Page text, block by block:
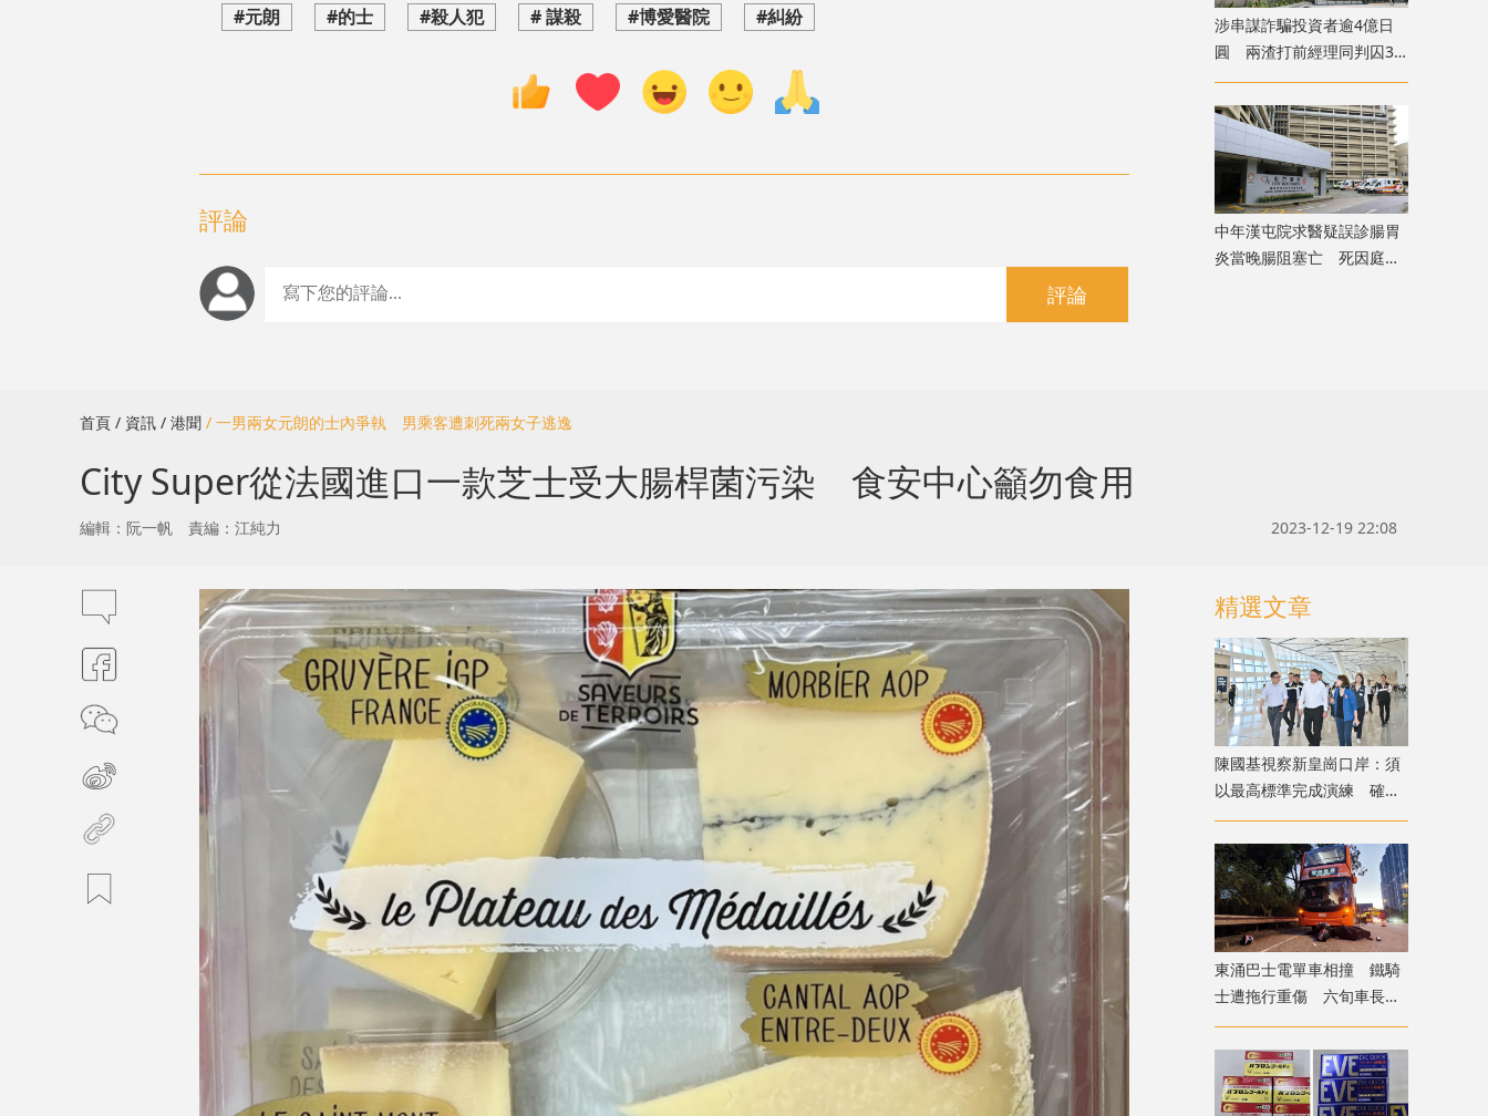
#元朗 #的士 #殺人犯 # 謀殺 #博愛醫院 #糾紛
評論
評論
涉串謀詐騙投資者逾4億日
圓 兩渣打前經理同判囚3
年
中年漢屯院求醫疑誤診腸胃
炎當晚腸阻塞亡 死因庭展
首頁 / 資訊 / 港聞 / 一男兩女元朗的士內爭執 男乘客遭刺死兩女子逃逸
City Super從法國進口一款芝士受大腸桿菌污染 食安中心籲勿食用
編輯：阮一帆 責編：江純力 2023-12-19 22:08
精選文章
陳國基視察新皇崗口岸：須
以最高標準完成演練 確保
通關萬無一失
東涌巴士電單車相撞 鐵騎
士遭拖行重傷 六旬車長涉
危駕被捕